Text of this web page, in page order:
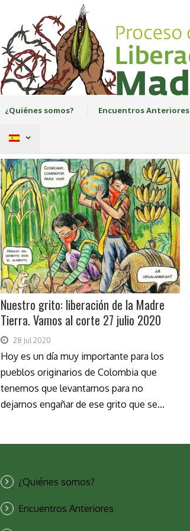
¿Quiénes somos? Encuentros Anteriores
Nuestro grito: liberación de la Madre
Tierra. Vamos al corte 27 julio 2020
28 Jul 2020
Hoy es un día muy importante para los
pueblos originarios de Colombia que
tenemos que levantarnos para no
dejarnos engañar de ese grito que se...
¿Quiénes somos?
Encuentros Anteriores